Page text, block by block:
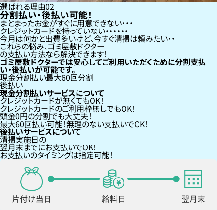
選ばれる理由02
分割払い・後払い可能！
まとまったお金がすぐに用意できない
クレジットカードを持っていない・・・
今月は何かと出費多いけど、今すぐ清掃は頼みたい
これらの悩み、ゴミ屋敷ドクター
の支払い方法なら解決できます！
ゴミ屋敷ドクターでは安心してご利用いただくために分割支払
い・後払いが可能です。
現金分割払い最大60回分割
後払い
現金分割払いサービスについて
クレジットカードが無くてもOK！
クレジットカードのご利用枠無しでもOK！
頭金0円の分割でも大丈夫！
最大60回払い可能！無理のない支払いでOK！
後払いサービスについて
清掃実施日の
翌月末までにお支払いでOK！
お支払いのタイミングは指定可能！